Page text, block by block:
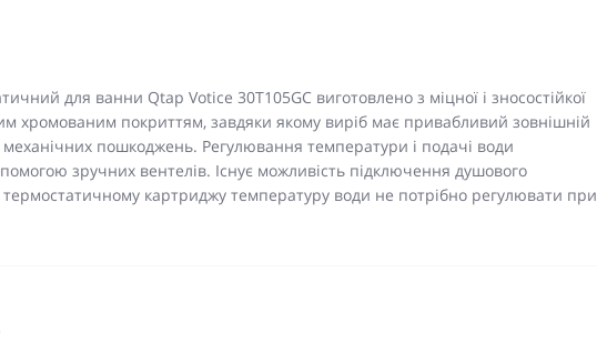
для ванни Qtap Votice 30T105GC виготовлено з міцної і зносостійкої
хромованим покриттям, завдяки якому виріб має привабливий зовнішній
механічних пошкоджень. Регулювання температури і подачі води
зручних вентелів. Існує можливість підключення душового
термостатичному картриджу температуру води не потрібно регулювати при